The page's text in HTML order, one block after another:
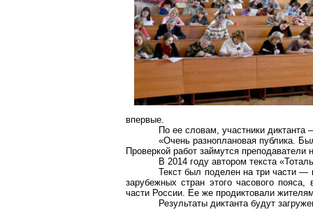
впервые.
По ее словам, участники диктанта
«Очень разноплановая публика.
Проверкой работ займутся
В 2014 году автором текста
Текст был поделен на три части —
зарубежных стран этого часового
части России. Ее же продиктовали
Результаты диктанта будут